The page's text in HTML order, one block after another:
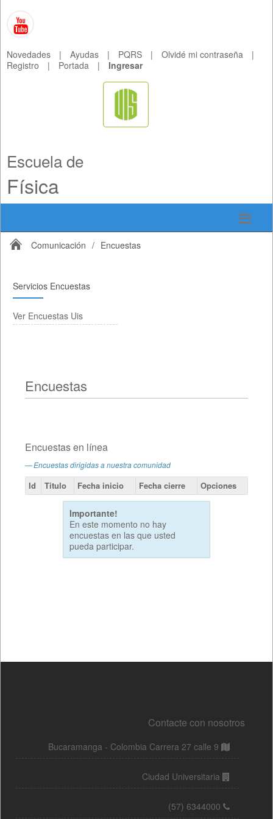
Novedades | Ayudas | PQRS | Olvidé mi contraseña
|
Registro
| Portada | Ingresar
Escuela de
Física
Comunicación / Encuestas
Servicios Encuestas
Ver Encuestas Uis
Contacte con nosotros
Bucaramanga - Colombia Carrera 27 calle 9
Ciudad Universitaria
(57) 6344000